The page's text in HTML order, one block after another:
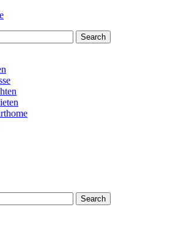
Search
Search